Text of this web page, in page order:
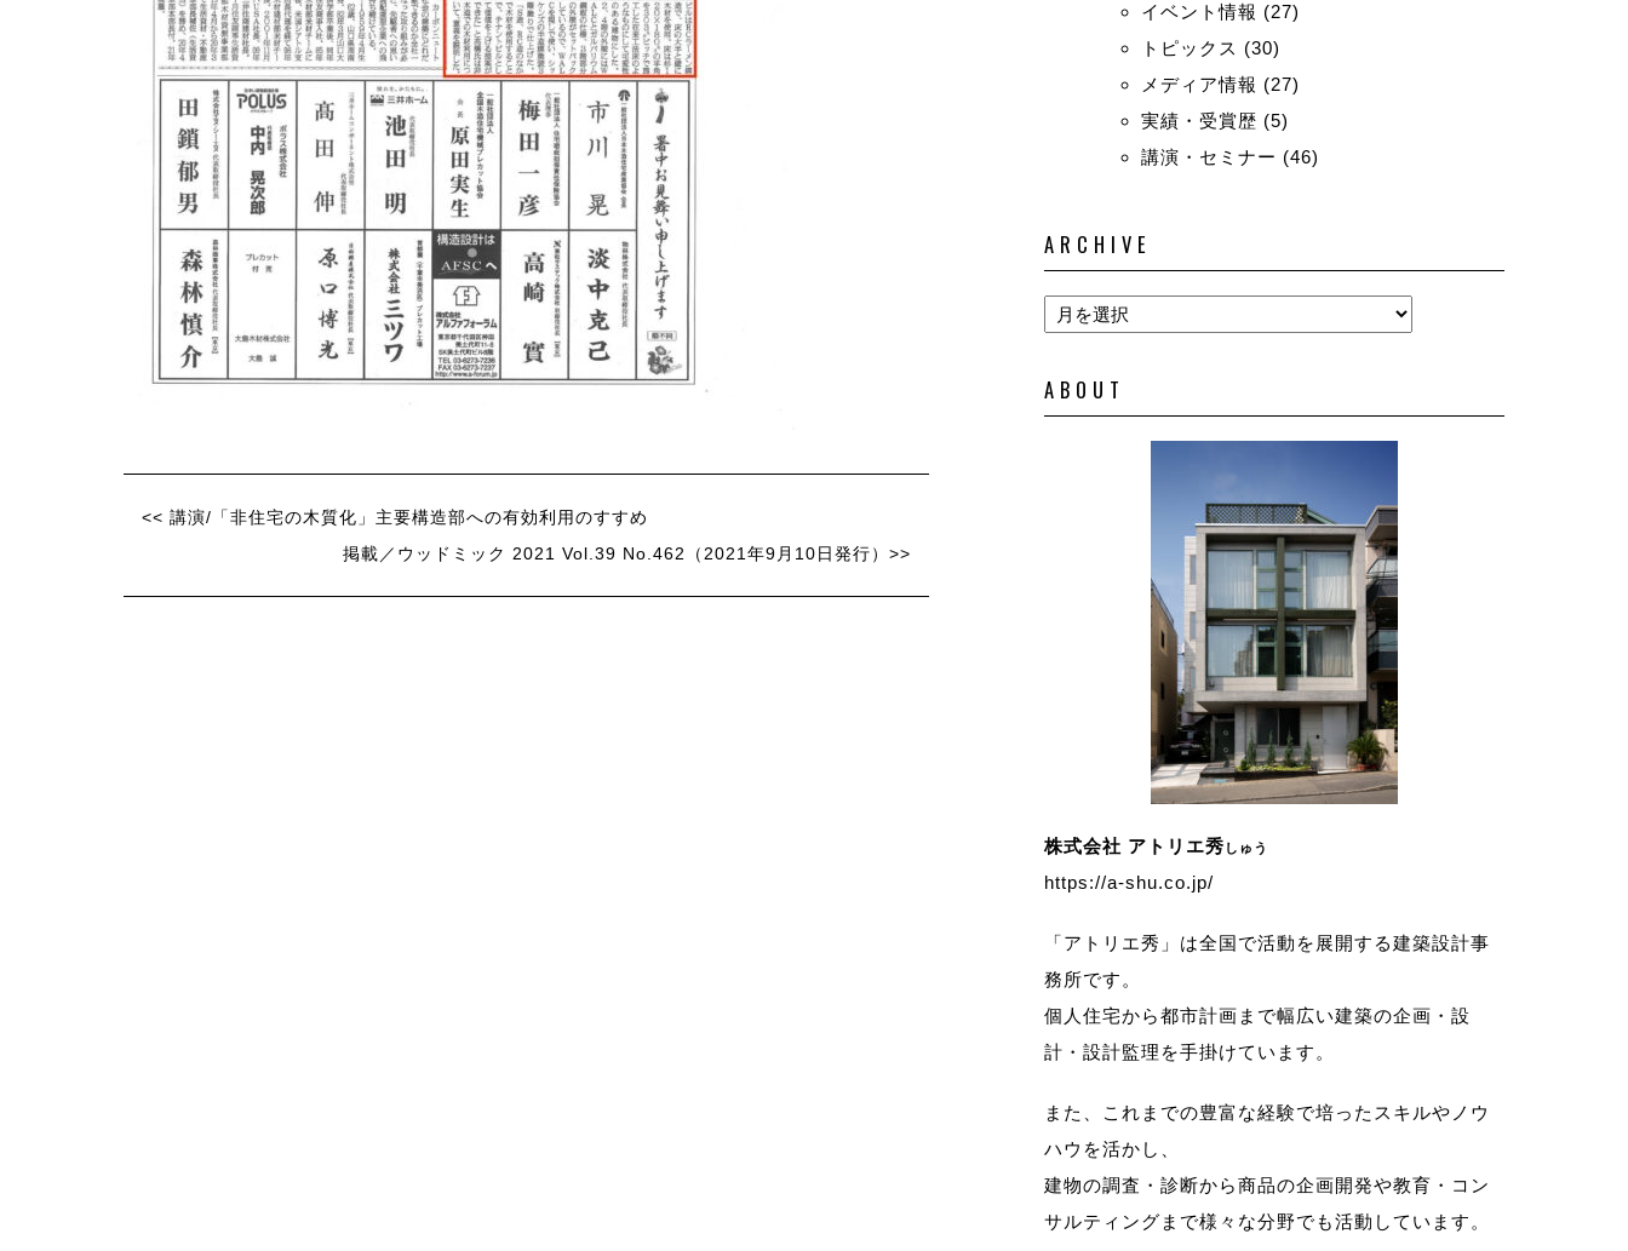
<< 講演/「非住宅の木質化」主要構造部への有効利用のすすめ
掲載／ウッドミック 2021 Vol.39 No.462（2021年9月10日発行）>>
イベント情報 (27)
トピックス (30)
メディア情報 (27)
実績・受賞歴 (5)
講演・セミナー (46)
ARCHIVE
ABOUT
株式会社 アトリエ秀 しゅう
https://a-shu.co.jp/
「アトリエ秀」は全国で活動を展開する建築設計事
務所です。
個人住宅から都市計画まで幅広い建築の企画・設
計・設計監理を手掛けています。
また、これまでの豊富な経験で培ったスキルやノウ
ハウを活かし、
建物の調査・診断から商品の企画開発や教育・コン
サルティングまで様々な分野でも活動しています。